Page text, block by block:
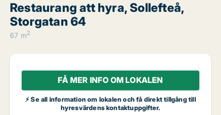
Restaurang att hyra, Sollefteå,
Storgatan 64
67 m2
FÅ MER INFO OM LOKALEN
⚡ Se all information om lokalen och få direkt tillgång till
hyresvärdens kontaktuppgifter.